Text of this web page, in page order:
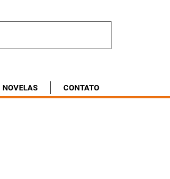
NOVELAS CONTATO